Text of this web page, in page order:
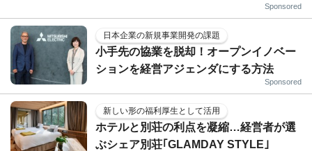
Sponsored
日本企業の新規事業開発の課題
小手先の協業を脱却！オープンイノベー
ションを経営アジェンダにする方法
Sponsored
新しい形の福利厚生として活用
ホテルと別荘の利点を凝縮…経営者が選
ぶシェア別荘｢GLAMDAY STYLE｣